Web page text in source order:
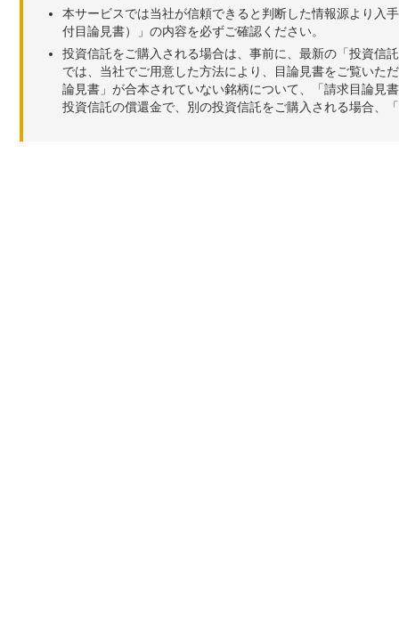
本サービスでは当社が信頼できると判断した情報源より入
付目論見書）」の内容を必ずご確認ください。
投資信託をご購入される場合は、事前に、最新の「投資信
では、当社でご用意した方法により、目論見書をご覧いた
論見書」が合本されていない銘柄について、「請求目論見
投資信託の償還金で、別の投資信託をご購入される場合、